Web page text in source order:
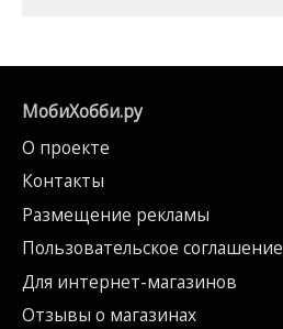
МобиХобби.ру
О проекте
Контакты
Размещение рекламы
Пользовательское соглашение
Для интернет-магазинов
Отзывы о магазинах